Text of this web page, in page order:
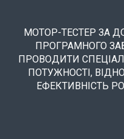
МОТОР-ТЕСТЕР ЗА
ПРОГРАМНОГО
ПРОВОДИТИ
ПОТУЖНОСТІ,
ЕФЕКТИВНІСТЬ